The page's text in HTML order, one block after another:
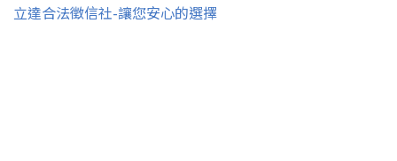
立達合法徵信社-讓您安心的選擇